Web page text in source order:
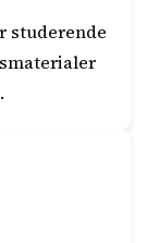
studerende